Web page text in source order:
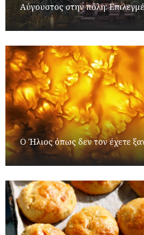
Αύγουστος στην πόλη:
Ο Ήλιος όπως δεν τον έχετε